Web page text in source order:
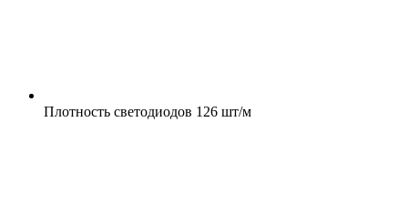
Плотность светодиодов 126 шт/м